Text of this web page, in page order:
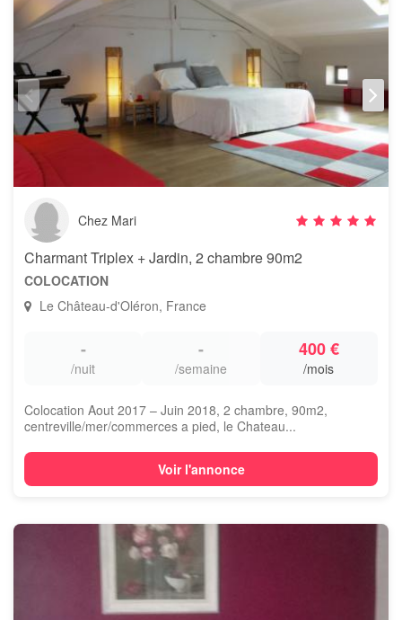
Chez Mari
Charmant Triplex + Jardin, 2 chambre 90m2
COLOCATION
Le Château-d'Oléron, France
-
/nuit
-
/semaine
400 €
/mois
Colocation Aout 2017 – Juin 2018, 2 chambre, 90m2,
centreville/mer/commerces a pied, le Chateau...
Voir l'annonce